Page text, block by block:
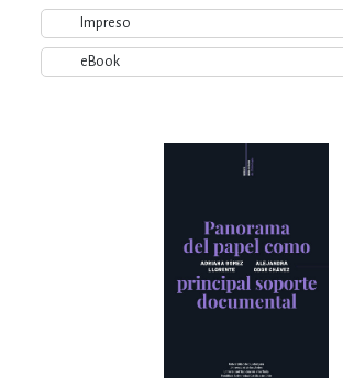
Impreso
eBook